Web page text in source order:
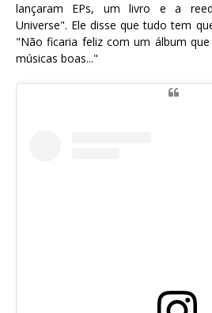
lançaram EPs, um livro e a
Universe". Ele disse que tudo tem
"Não ficaria feliz com um álbum
músicas boas..."